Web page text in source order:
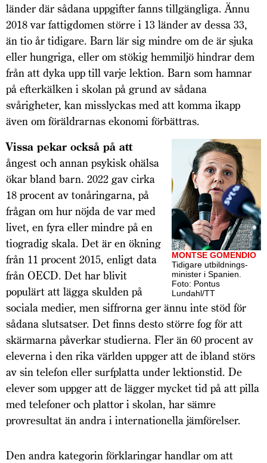
länder där sådana uppgifter fanns tillgängliga. Ännu
2018 var fattigdomen större i 13 länder av dessa 33,
än tio år tidigare. Barn lär sig mindre om de är sjuka
eller hungriga, eller om stökig hemmiljö hindrar dem
från att dyka upp till varje lektion. Barn som hamnar
på efterkälken i skolan på grund av sådana
svårigheter, kan misslyckas med att komma ikapp
även om föräldrarnas ekonomi förbättras.
MONTSE GOMENDIO
Tidigare utbild­nings­
minister i Spanien.
Foto: Pontus
Lundahl/TT
Vissa pekar också på att
ångest och annan psykisk ohälsa
ökar bland barn. 2022 gav cirka
18 procent av tonåringarna, på
frågan om hur nöjda de var med
livet, en fyra eller mindre på en
tiogradig skala. Det är en ökning
från 11 procent 2015, enligt data
från OECD. Det har blivit
populärt att lägga skulden på
sociala medier, men siffrorna ger ännu inte stöd för
sådana slutsatser. Det finns desto större fog för att
skärmarna påverkar studierna. Fler än 60 procent av
eleverna i den rika världen uppger att de ibland störs
av sin telefon eller surfplatta under lektionstid. De
elever som uppger att de lägger mycket tid på att pilla
med telefoner och plattor i skolan, har sämre
provresultat än andra i internationella jämförelser.
Den andra kategorin förklaringar handlar om att